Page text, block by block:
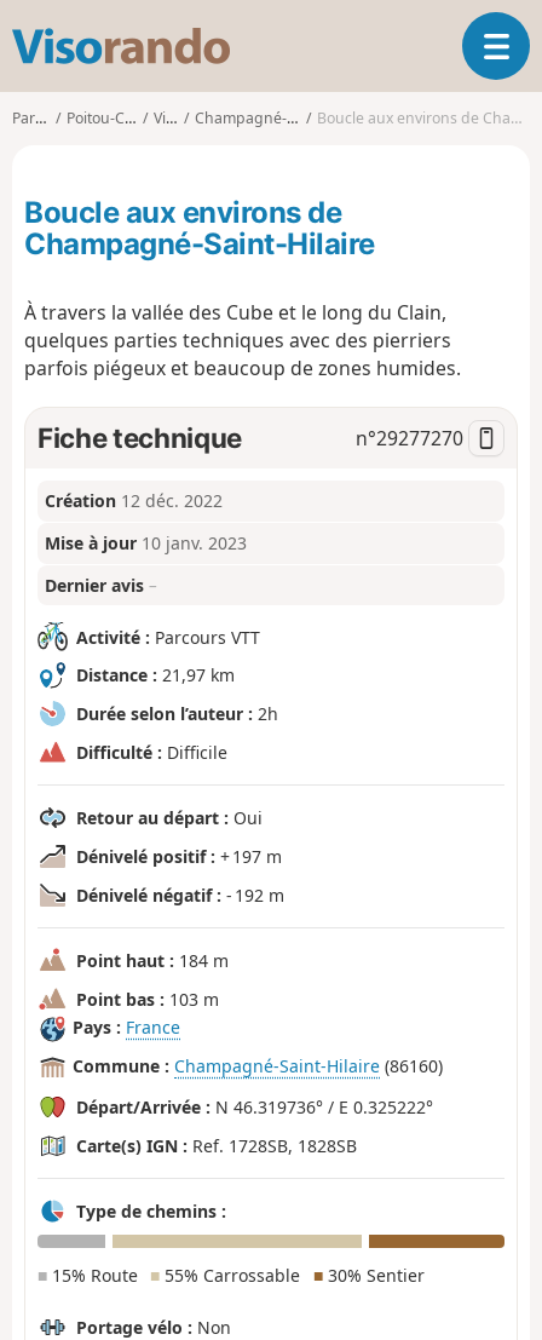
s
o
d
o
O
u
t
o
Parcours Poitou-Charentes Vienne Champagné-Saint-Hilaire Boucle aux environs de Champagné-Saint-Hilaire
Boucle aux environs de
Champagné-Saint-Hilaire
À travers la vallée des Cube et le long du Clain,
quelques parties techniques avec des pierriers
parfois piégeux et beaucoup de zones humides.
Fiche technique n°29277270
Création 12 déc. 2022
Mise à jour 10 janv. 2023
Dernier avis –
Activité : Parcours VTT
Distance : 21,97 km
Durée selon l’auteur : 2h
Difficulté : Difficile
Retour au départ : Oui
Dénivelé positif : + 197 m
Dénivelé négatif : - 192 m
Point haut : 184 m
Point bas : 103 m
Pays : France
Commune : Champagné-Saint-Hilaire (86160)
Départ/Arrivée : N 46.319736° / E 0.325222°
Carte(s) IGN : Ref. 1728SB, 1828SB
Type de chemins :
■ 15% Route ■ 55% Carrossable ■30% Sentier
Portage vélo : Non